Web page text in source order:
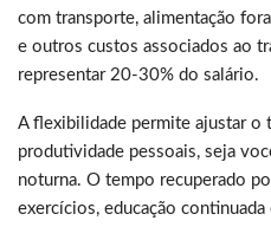
com transporte, alimentação
e outros custos associados ao
representar 20-30% do salário.
A flexibilidade permite ajustar o
produtividade pessoais, seja
noturna. O tempo recuperado
exercícios, educação